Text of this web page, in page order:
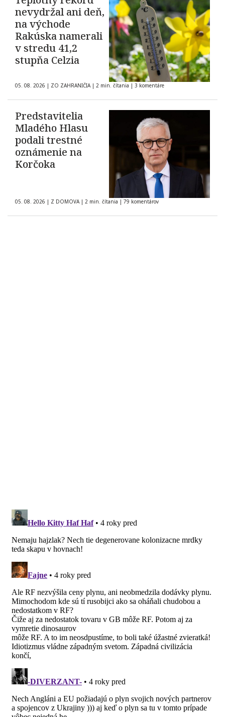
nevydržal ani deň,
na východe
Rakúska namerali
v stredu 41,2
stupňa Celzia
05. 08. 2026 | ZO ZAHRANIČIA | 2 min. čítania | 3 komentáre
Predstavitelia
Mladého Hlasu
podali trestné
oznámenie na
Korčoka
05. 08. 2026 | Z DOMOVA | 2 min. čítania | 79 komentárov